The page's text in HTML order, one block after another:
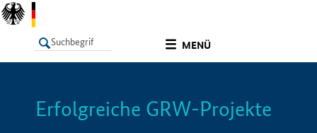
MENÜ
LISTE Info
Erfolgreiche GRW-Projekte